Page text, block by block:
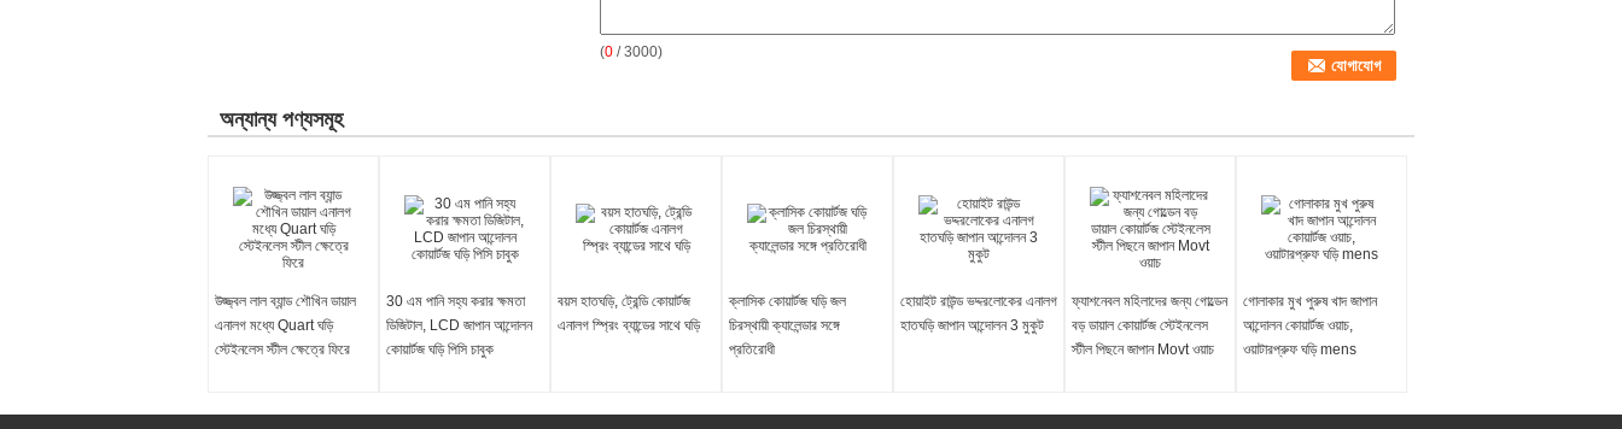
(0 / 3000)
অন্যান্য পণ্যসমূহ
উজ্জ্বল লাল ব্যান্ড শৌখিন ডায়াল
এনালগ মধ্যে Quart ঘড়ি
স্টেইনলেস স্টীল ক্ষেত্রে ফিরে
30 এম পানি সহ্য করার ক্ষমতা
ডিজিটাল, LCD জাপান আন্দোলন
কোয়ার্টজ ঘড়ি পিসি চাবুক
বয়স হাতঘড়ি, ট্রেন্ডি কোয়ার্টজ
এনালগ স্প্রিং ব্যান্ডের সাথে ঘড়ি
ক্লাসিক কোয়ার্টজ ঘড়ি জল
চিরস্থায়ী ক্যালেন্ডার সঙ্গে
প্রতিরোধী
হোয়াইট রাউন্ড ভদ্দরলোকের এনালগ
হাতঘড়ি জাপান আন্দোলন 3 মুকুট
ফ্যাশনেবল মহিলাদের জন্য গোল্ডেন
বড় ডায়াল কোয়ার্টজ স্টেইনলেস
স্টীল পিছনে জাপান Movt ওয়াচ
গোলাকার মুখ পুরুষ খাদ জাপান
আন্দোলন কোয়ার্টজ ওয়াচ,
ওয়াটারপ্রুফ ঘড়ি mens